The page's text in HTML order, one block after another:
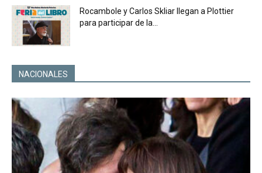
Rocambole y Carlos Skliar llegan a Plottier
para participar de la...
NACIONALES